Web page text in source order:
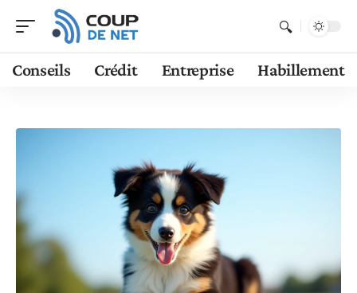
Conseils Crédit Entreprise Habillement